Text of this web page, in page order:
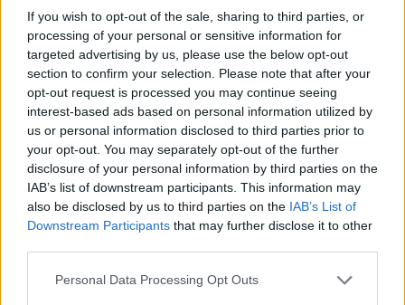
If you wish to opt-out of the sale, sharing to third parties, or
processing of your personal or sensitive information for
targeted advertising by us, please use the below opt-out
section to confirm your selection. Please note that after your
opt-out request is processed you may continue seeing
interest-based ads based on personal information utilized by
us or personal information disclosed to third parties prior to
your opt-out. You may separately opt-out of the further
disclosure of your personal information by third parties on the
IAB’s list of downstream participants. This information may
also be disclosed by us to third parties on the IAB’s List of
Downstream Participants that may further disclose it to other
Personal Data Processing Opt Outs